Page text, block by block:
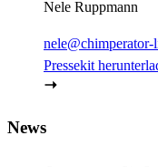
Nele Ruppmann
nele@chimperator-
Pressekit
News